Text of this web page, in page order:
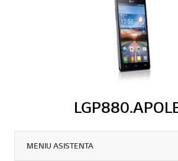
MENIU ASISTENTA